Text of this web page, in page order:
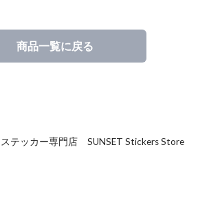
商品一覧に戻る
テッカー専門店 SUNSET Stickers Store